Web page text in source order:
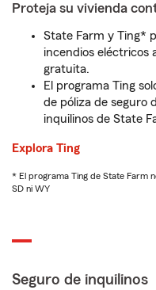
Proteja su vivienda
State Farm y Ting*
incendios eléctricos
gratuita.
El programa Ting
de póliza de seguro
inquilinos de State
Explora Ting
* El programa Ting de State Farm
SD ni WY
Seguro de inquilinos